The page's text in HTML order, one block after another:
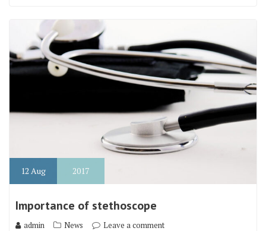
12 Aug 2017
Importance of stethoscope
admin News Leave a comment